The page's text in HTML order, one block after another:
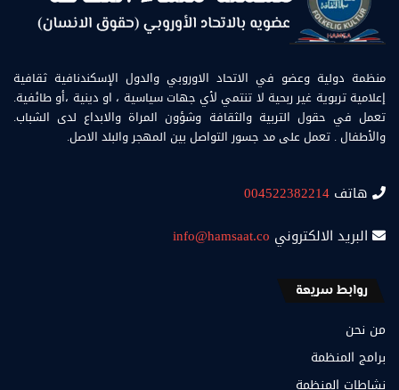
منظمة دولية وعضو في الاتحاد الاوروبي والدول الإسكندنافية ثقافية
إعلامية تربوية غير ربحية لا تنتمي لأي جهات سياسية ، او دينية ،أو طائفية.
تعمل في حقول التربية والثقافة وشؤون المراة والابداع لدى الشباب.
والأطفال . تعمل على مد جسور التواصل بين المهجر والبلد الاصل.
هاتف 004522382214
البريد الالكتروني info@hamsaat.co
روابط سريعة
من نحن
برامج المنظمة
نشاطات المنظمة